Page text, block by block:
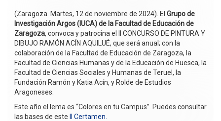
(Zaragoza. Martes, 12 de noviembre de 2024). El Grupo de
Investigación Argos (IUCA) de la Facultad de Educación de
Zaragoza, convoca y patrocina el II CONCURSO DE PINTURA Y
DIBUJO RAMÓN ACÍN AQUILUÉ, que será anual; con la
colaboración de la Facultad de Educación de Zaragoza, la
Facultad de Ciencias Humanas y de la Educación de Huesca, la
Facultad de Ciencias Sociales y Humanas de Teruel, la
Fundación Ramón y Katia Acín, y Rolde de Estudios
Aragoneses.
Este año el lema es “Colores en tu Campus”. Puedes consultar
las bases de este
II Certamen.